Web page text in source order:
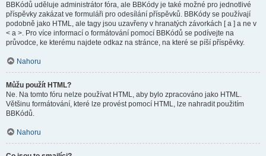
BBKódů uděluje administrátor fóra, ale BBKódy je také možné pro jednotlivé
příspěvky zakázat ve formuláři pro odesílání příspěvků. BBKódy se používají
podobně jako HTML, ale tagy jsou uzavřeny v hranatých závorkách [ a ] a ne v
< a >. Pro více informací o formátování pomocí BBKódů se podívejte na
průvodce, ke kterému najdete odkaz na stránce, na které se píší příspěvky.
Nahoru
Můžu použít HTML?
Ne. Na tomto fóru nelze používat HTML, aby bylo zpracováno jako HTML.
Většinu formátování, které lze provést pomocí HTML, lze nahradit použitím
BBKódů.
Nahoru